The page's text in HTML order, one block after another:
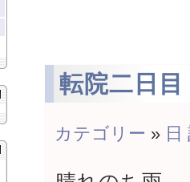
転院二日目
カテゴリー » 日